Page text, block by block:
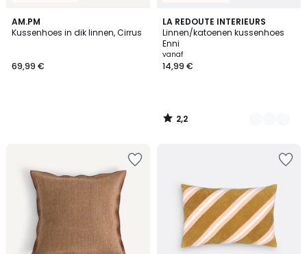
AM.PM
Kussenhoes in dik linnen, Cirrus
69,99 €
LA REDOUTE INTERIEURS
Linnen/katoenen kussenhoes
Enni
vanaf
14,99 €
2,2
/ 5
4
Kleuren
2,2
/